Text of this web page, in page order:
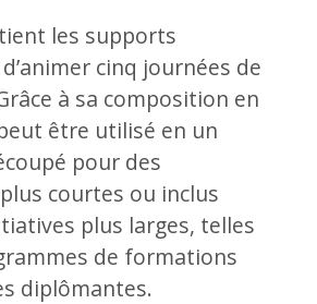
les supports
cinq journées de
à sa composition en
être utilisé en un
pour des
courtes ou inclus
plus larges, telles
de formations
diplômantes.